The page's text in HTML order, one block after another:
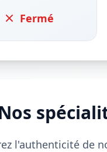
Fermé
l'authenticité de